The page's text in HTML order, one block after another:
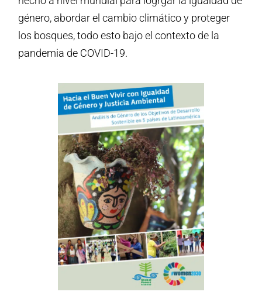
género, abordar el cambio climático y proteger
los bosques, todo esto bajo el contexto de la
pandemia de COVID-19.